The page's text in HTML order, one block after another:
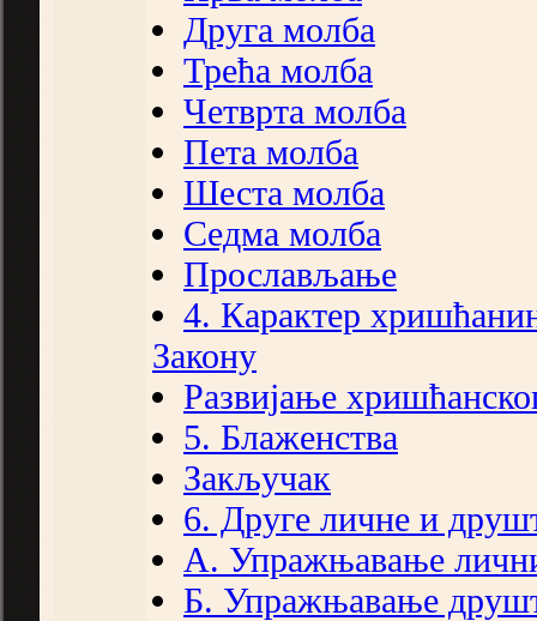
Друга молба
Трећа молба
Четврта молба
Пета молба
Шеста молба
Седма молба
Прослављање
4. Карактер
Закону
Развијање
5. Блаженства
Закључак
6. Друге личне и
А. Упражњавање
Б. Упражњавање